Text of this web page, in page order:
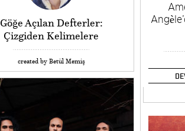
Göğe Açılan Defterler:
Çizgiden Kelimelere
created by Betül Memiş